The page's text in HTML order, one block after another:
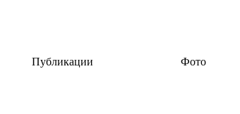
Публикации Фото